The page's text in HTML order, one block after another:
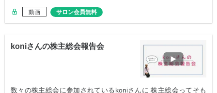
動画 サロン会員無料
koniさんの株主総会報告会
数々の株主総会に参加されているkoniさんに 株主総会ってそも